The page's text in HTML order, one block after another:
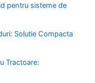
pentru sisteme de
Solutie Compacta
Tractoare: